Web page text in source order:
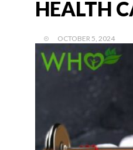
HEALTH
OCTOBER 5, 2024